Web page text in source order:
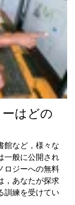
はどの
館など，様々な
一般に公開され
ロジーへの無料
，あなたが探求
訓練を受けてい